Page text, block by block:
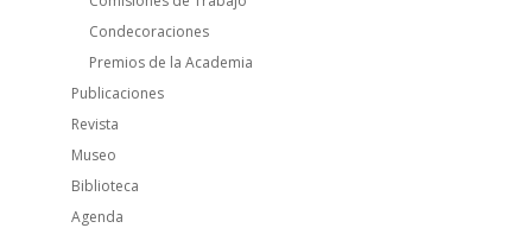
Condecoraciones
Premios de la Academia
Publicaciones
Revista
Museo
Biblioteca
Agenda